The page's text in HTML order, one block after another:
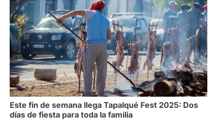
Este fin de semana llega Tapalqué Fest 2025: Dos
días de fiesta para toda la familia